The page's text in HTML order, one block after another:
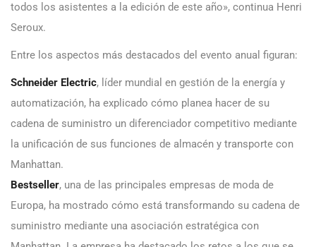
todos los asistentes a la edición de este año», continua Henri
Seroux.
Entre los aspectos más destacados del evento anual figuran:
Schneider Electric, líder mundial en gestión de la energía y
automatización, ha explicado cómo planea hacer de su
cadena de suministro un diferenciador competitivo mediante
la unificación de sus funciones de almacén y transporte con
Manhattan.
Bestseller, una de las principales empresas de moda de
Europa, ha mostrado cómo está transformando su cadena de
suministro mediante una asociación estratégica con